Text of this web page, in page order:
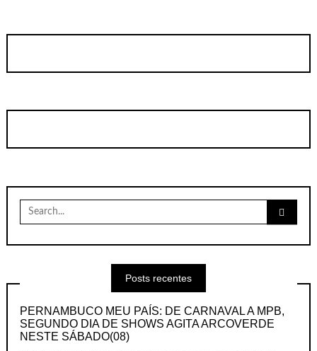
Search
for:
Posts recentes
PERNAMBUCO MEU PAÍS: DE CARNAVAL A MPB,
SEGUNDO DIA DE SHOWS AGITA ARCOVERDE
NESTE SÁBADO(08)